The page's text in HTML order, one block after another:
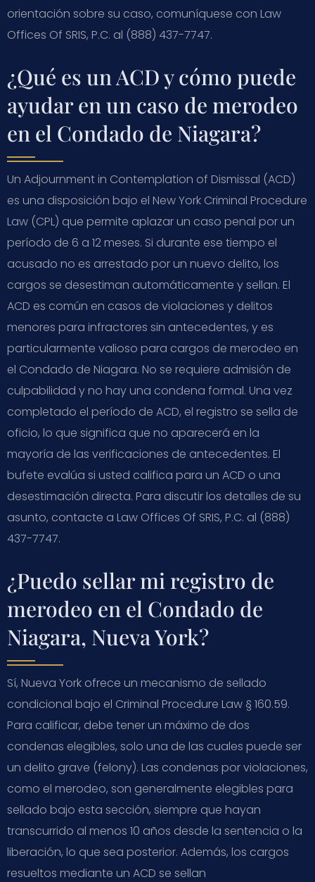
orientación sobre su caso, comuníquese con Law
Offices Of SRIS, P.C. al (888) 437-7747.
¿Qué es un ACD y cómo puede
ayudar en un caso de merodeo
en el Condado de Niagara?
Un Adjournment in Contemplation of Dismissal (ACD)
es una disposición bajo el New York Criminal Procedure
Law (CPL) que permite aplazar un caso penal por un
período de 6 a 12 meses. Si durante ese tiempo el
acusado no es arrestado por un nuevo delito, los
cargos se desestiman automáticamente y sellan. El
ACD es común en casos de violaciones y delitos
menores para infractores sin antecedentes, y es
particularmente valioso para cargos de merodeo en
el Condado de Niagara. No se requiere admisión de
culpabilidad y no hay una condena formal. Una vez
completado el período de ACD, el registro se sella de
oficio, lo que significa que no aparecerá en la
mayoría de las verificaciones de antecedentes. El
bufete evalúa si usted califica para un ACD o una
desestimación directa. Para discutir los detalles de su
asunto, contacte a Law Offices Of SRIS, P.C. al (888)
437-7747.
¿Puedo sellar mi registro de
merodeo en el Condado de
Niagara, Nueva York?
Sí, Nueva York ofrece un mecanismo de sellado
condicional bajo el Criminal Procedure Law § 160.59.
Para calificar, debe tener un máximo de dos
condenas elegibles, solo una de las cuales puede ser
un delito grave (felony). Las condenas por violaciones,
como el merodeo, son generalmente elegibles para
sellado bajo esta sección, siempre que hayan
transcurrido al menos 10 años desde la sentencia o la
liberación, lo que sea posterior. Además, los cargos
resueltos mediante un ACD se sellan